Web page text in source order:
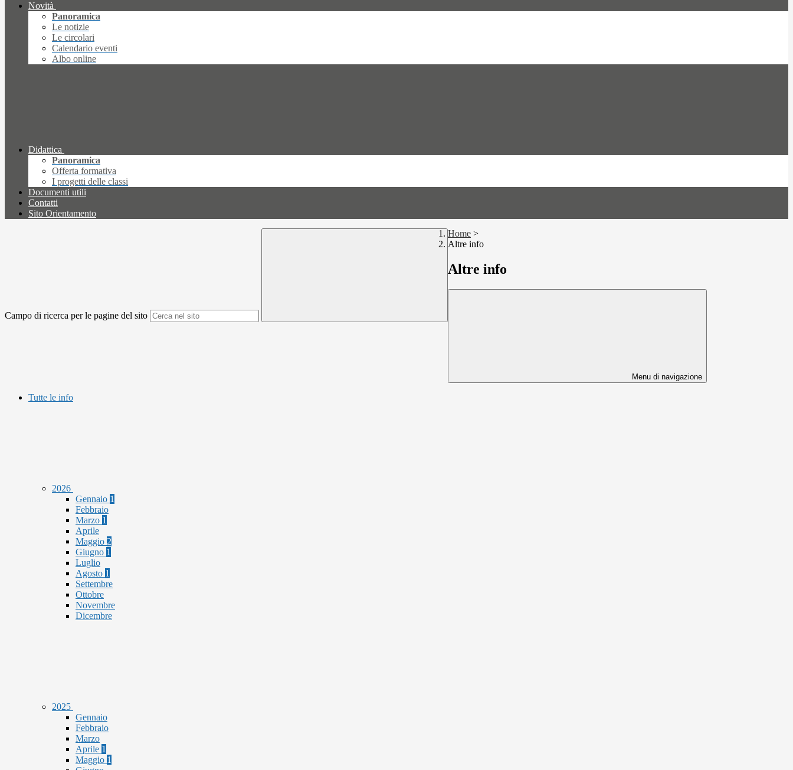
Novità
Panoramica
Le notizie
Le circolari
Calendario eventi
Albo online
Didattica
Panoramica
Offerta formativa
I progetti delle classi
Documenti utili
Contatti
Sito Orientamento
Campo di ricerca per le pagine del sito
Home >
Altre info
Altre info
Menu di navigazione
Tutte le info
2026
Gennaio 1
Febbraio
Marzo 1
Aprile
Maggio 2
Giugno 1
Luglio
Agosto 1
Settembre
Ottobre
Novembre
Dicembre
2025
Gennaio
Febbraio
Marzo
Aprile 1
Maggio 1